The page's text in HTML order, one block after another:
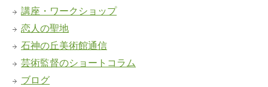
講座・ワークショップ
恋人の聖地
石神の丘美術館通信
芸術監督のショートコラム
ブログ